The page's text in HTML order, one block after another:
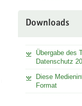
Downloads
Übergabe des
Datenschutz
Diese
Format